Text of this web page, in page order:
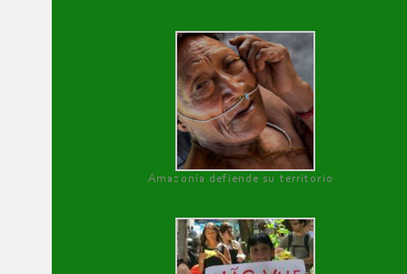
Amazonía defiende su territorio